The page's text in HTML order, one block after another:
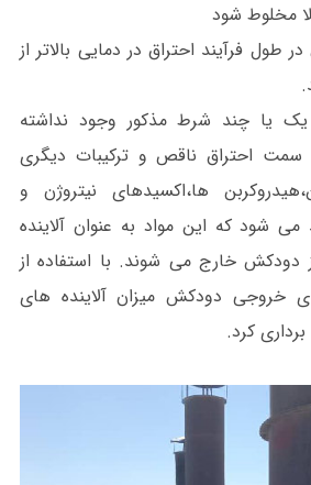
مخلوط شود
طول فرآیند احتراق در دمایی بالاتر از
یک یا چند شرط مذکور وجود نداشته
سمت احتراق ناقص و ترکیبات دیگری
ها،اکسیدهای نیتروژن و
می شود که این مواد به عنوان آلاینده
خارج می شوند. با استفاده از
خروجی دودکش میزان آلاینده های
کرد.